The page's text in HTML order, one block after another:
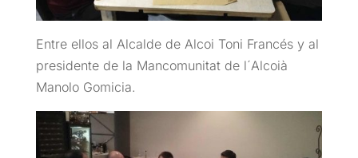
Entre ellos al Alcalde de Alcoi Toni Francés y al
presidente de la Mancomunitat de l´Alcoià
Manolo Gomicia.